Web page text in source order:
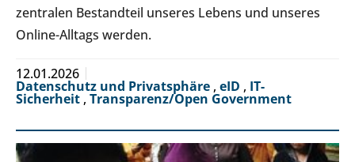
zentralen Bestandteil unseres Lebens und unseres
Online-Alltags werden.
12.01.2026
Datenschutz und Privatsphäre , eID , IT-
Sicherheit , Transparenz/Open Government